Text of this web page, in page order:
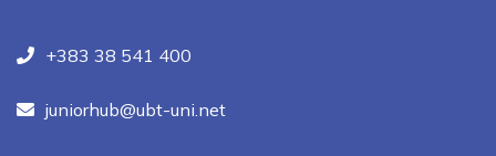
+383 38 541 400
juniorhub@ubt-uni.net